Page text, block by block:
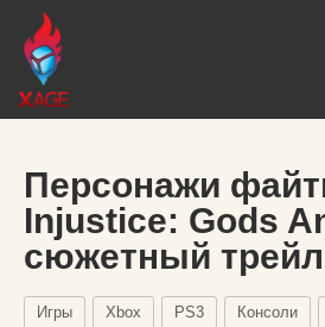
Персонажи
Injustice: Gods
сюжетный
Игры Xbox PS3 Консоли